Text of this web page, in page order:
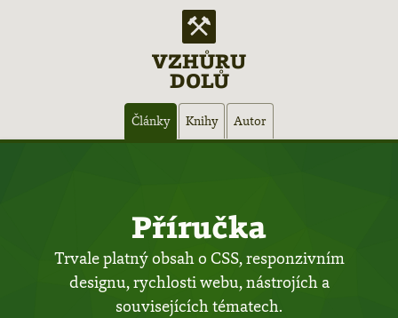
VZHŮRU
DOLŮ
Články Knihy Autor
Příručka
Trvale platný obsah o CSS, responzivním
designu, rychlosti webu, nástrojích a
souvisejících tématech.